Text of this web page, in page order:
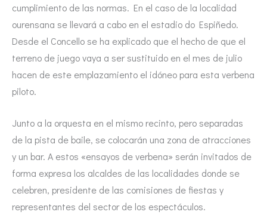
cumplimiento de las normas. En el caso de la localidad
ourensana se llevará a cabo en el estadio do Espiñedo.
Desde el Concello se ha explicado que el hecho de que el
terreno de juego vaya a ser sustituido en el mes de julio
hacen de este emplazamiento el idóneo para esta verbena
piloto.
Junto a la orquesta en el mismo recinto, pero separadas
de la pista de baile, se colocarán una zona de atracciones
y un bar. A estos «ensayos de verbena» serán invitados de
forma expresa los alcaldes de las localidades donde se
celebren, presidente de las comisiones de fiestas y
representantes del sector de los espectáculos.